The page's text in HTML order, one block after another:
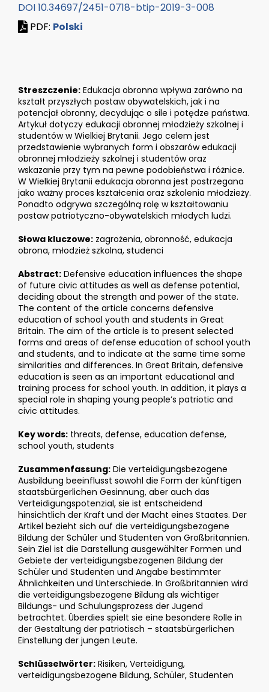
DOI 10.34697/2451-0718-btip-2019-3-008
PDF: Polski
Streszczenie: Edukacja obronna wpływa zarówno na
kształt przyszłych postaw obywatelskich, jak i na
potencjał obronny, decydując o sile i potędze państwa.
Artykuł dotyczy edukacji obronnej młodzieży szkolnej i
studentów w Wielkiej Brytanii. Jego celem jest
przedstawienie wybranych form i obszarów edukacji
obronnej młodzieży szkolnej i studentów oraz
wskazanie przy tym na pewne podobieństwa i różnice.
W Wielkiej Brytanii edukacja obronna jest postrzegana
jako ważny proces kształcenia oraz szkolenia młodzieży.
Ponadto odgrywa szczególną rolę w kształtowaniu
postaw patriotyczno-obywatelskich młodych ludzi.
Słowa kluczowe: zagrożenia, obronność, edukacja
obrona, młodzież szkolna, studenci
Abstract: Defensive education influences the shape
of future civic attitudes as well as defense potential,
deciding about the strength and power of the state.
The content of the article concerns defensive
education of school youth and students in Great
Britain. The aim of the article is to present selected
forms and areas of defense education of school youth
and students, and to indicate at the same time some
similarities and differences. In Great Britain, defensive
education is seen as an important educational and
training process for school youth. In addition, it plays a
special role in shaping young people’s patriotic and
civic attitudes.
Key words: threats, defense, education defense,
school youth, students
Zusammenfassung: Die verteidigungsbezogene
Ausbildung beeinflusst sowohl die Form der künftigen
staatsbürgerlichen Gesinnung, aber auch das
Verteidigungspotenzial, sie ist entscheidend
hinsichtlich der Kraft und der Macht eines Staates. Der
Artikel bezieht sich auf die verteidigungsbezogene
Bildung der Schüler und Studenten von Großbritannien.
Sein Ziel ist die Darstellung ausgewählter Formen und
Gebiete der verteidigungsbezogenen Bildung der
Schüler und Studenten und Angabe bestimmter
Ähnlichkeiten und Unterschiede. In Großbritannien wird
die verteidigungsbezogene Bildung als wichtiger
Bildungs- und Schulungsprozess der Jugend
betrachtet. Überdies spielt sie eine besondere Rolle in
der Gestaltung der patriotisch – staatsbürgerlichen
Einstellung der jungen Leute.
Schlüsselwörter: Risiken, Verteidigung,
verteidigungsbezogene Bildung, Schüler, Studenten